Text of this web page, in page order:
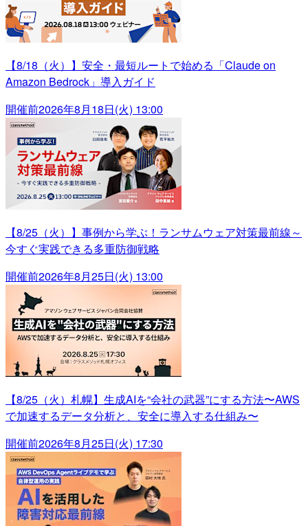
【8/18（火）】安全・最短ルートで始める「Claude on
Amazon Bedrock」導入ガイド
開催前2026年8月18日(火) 13:00
【8/25（火）】事例から学ぶ！ランサムウェア対策最前線～
今すぐ実践できる多重防御戦略
開催前2026年8月25日(火) 13:00
【8/25（火）札幌】生成AIを“会社の武器”にする方法〜AWS
で加速するデータ分析と、安全に導入する仕組み〜
開催前2026年8月25日(火) 17:30